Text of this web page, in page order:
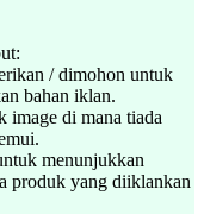
/ dimohon untuk
bahan iklan.
image di mana tiada
menunjukkan
produk yang diiklankan